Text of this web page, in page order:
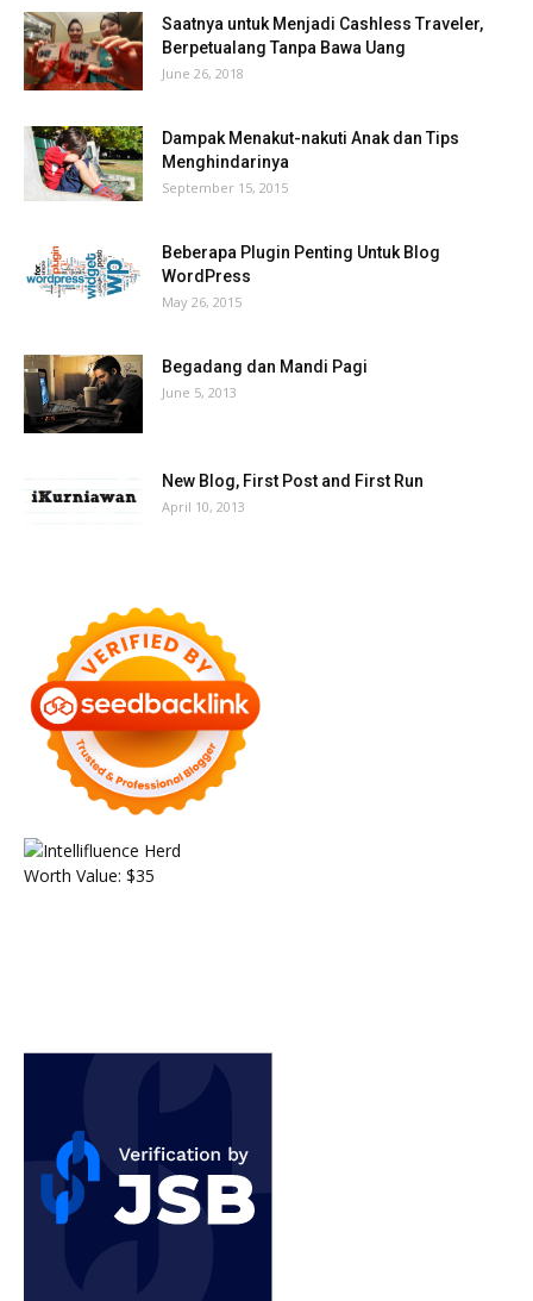
Saatnya untuk Menjadi Cashless Traveler,
Berpetualang Tanpa Bawa Uang
June 26, 2018
Dampak Menakut-nakuti Anak dan Tips
Menghindarinya
September 15, 2015
Beberapa Plugin Penting Untuk Blog
WordPress
May 26, 2015
Begadang dan Mandi Pagi
June 5, 2013
New Blog, First Post and First Run
April 10, 2013